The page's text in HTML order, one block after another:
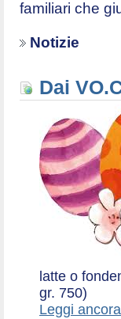
familiari che
Notizie
Dai
latte o
gr. 750)
Leggi